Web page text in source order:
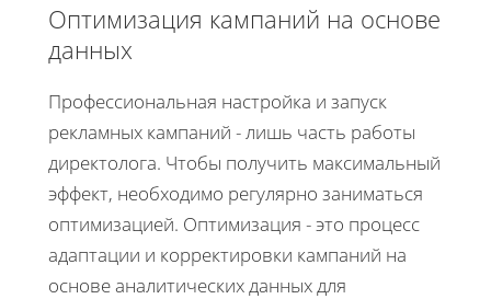
Оптимизация кампаний на основе
данных
Профессиональная настройка и запуск
рекламных кампаний - лишь часть работы
директолога. Чтобы получить максимальный
эффект, необходимо регулярно заниматься
оптимизацией. Оптимизация - это процесс
адаптации и корректировки кампаний на
основе аналитических данных для